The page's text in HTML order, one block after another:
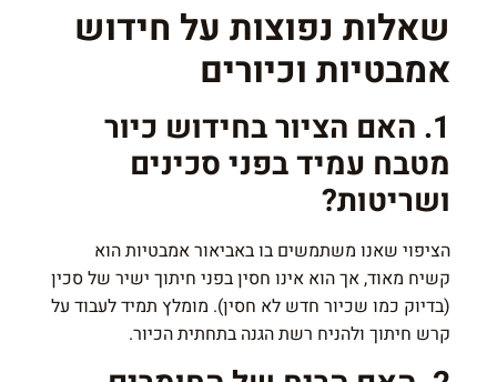
שאלות נפוצות על חידוש
אמבטיות וכיורים
1. האם הציור בחידוש כיור
מטבח עמיד בפני סכינים
ושריטות?
הציפוי שאנו משתמשים בו באביאור אמבטיות הוא
קשיח מאוד, אך הוא אינו חסין בפני חיתוך ישיר של סכין
(בדיוק כמו שכיור חדש לא חסין). מומלץ תמיד לעבוד על
קרש חיתוך ולהניח רשת הגנה בתחתית הכיור.